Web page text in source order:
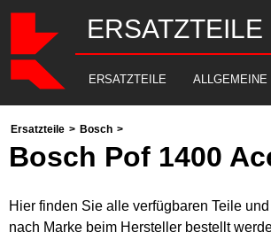
ERSATZTEILE ALLGEMEINE
Ersatzteile > Bosch >
Bosch Pof 1400
Hier finden Sie alle verfügbaren Teile
nach Marke beim Hersteller bestellt